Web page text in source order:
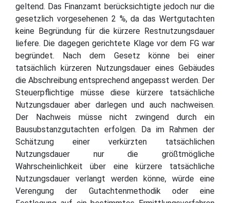
geltend. Das Finanzamt berücksichtigte jedoch nur die
gesetzlich vorgesehenen 2 %, da das Wertgutachten
keine Begründung für die kürzere Restnutzungsdauer
liefere. Die dagegen gerichtete Klage vor dem FG war
begründet. Nach dem Gesetz könne bei einer
tatsächlich kürzeren Nutzungsdauer eines Gebäudes
die Abschreibung entsprechend angepasst werden. Der
Steuerpflichtige müsse diese kürzere tatsächliche
Nutzungsdauer aber darlegen und auch nachweisen.
Der Nachweis müsse nicht zwingend durch ein
Bausubstanzgutachten erfolgen. Da im Rahmen der
Schätzung einer verkürzten tatsächlichen
Nutzungsdauer nur die größtmögliche
Wahrscheinlichkeit über eine kürzere tatsächliche
Nutzungsdauer verlangt werden könne, würde eine
Verengung der Gutachtenmethodik oder eine